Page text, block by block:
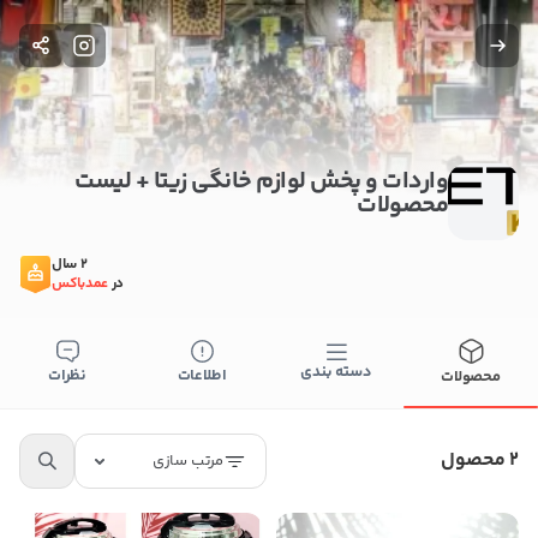
واردات و پخش لوازم خانگی زیتا + لیست
محصولات
2 سال
درعمدباکس
محصولات دسته بندی اطلاعات نظرات
2 محصول مرتب سازی بستن
واردات و پخش لوازم خانگی زیتا